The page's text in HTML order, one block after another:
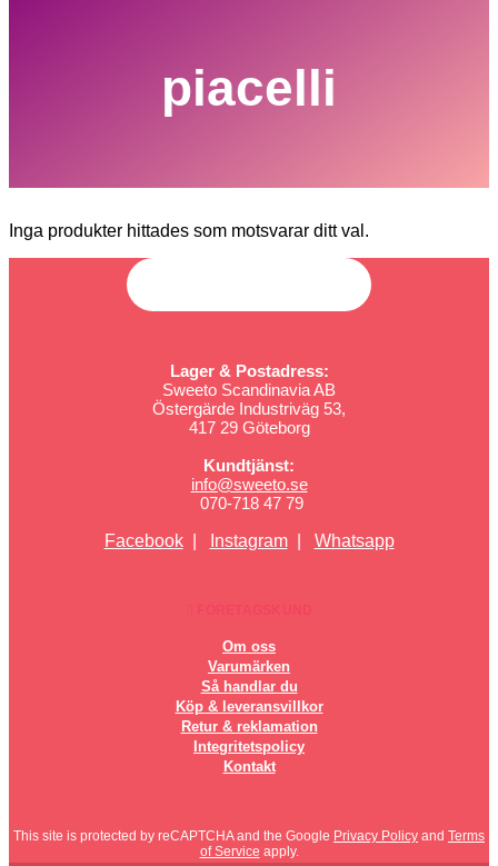
piacelli
Inga produkter hittades som motsvarar ditt val.
Lager & Postadress:
Sweeto Scandinavia AB
Östergärde Industriväg 53,
417 29 Göteborg
Kundtjänst:
info@sweeto.se
070-718 47 79
Facebook| Instagram| Whatsapp
Om oss
Varumärken
Så handlar du
Köp & leveransvillkor
Retur & reklamation
Integritetspolicy
Kontakt
This site is protected by reCAPTCHA and the Google Privacy Policy and Terms
of Service apply.